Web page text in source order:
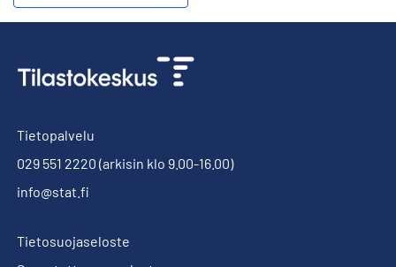
Tietopalvelu
029 551 2220 (arkisin klo 9.00-16.00)
info@stat.fi
Tietosuojaseloste